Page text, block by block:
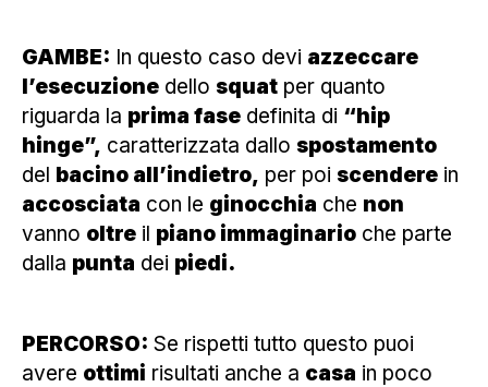
GAMBE: In questo caso devi azzeccare
l’esecuzione dello squat per quanto
riguarda la prima fase definita di “hip
hinge”, caratterizzata dallo spostamento
del bacino all’indietro, per poi scendere in
accosciata con le ginocchia che non
vanno oltre il piano immaginario che parte
dalla punta dei piedi.
PERCORSO: Se rispetti tutto questo puoi
avere ottimi risultati anche a casa in poco